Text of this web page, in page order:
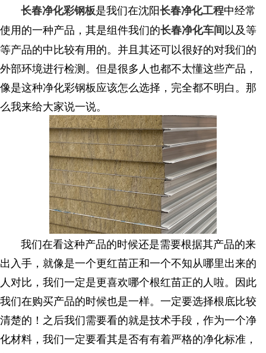
长春净化彩钢板是我们在沈阳长春净化工程中经常
使用的一种产品，其是组件我们的长春净化车间以及等
等产品的中比较有用的。并且其还可以很好的对我们的
外部环境进行检测。但是很多人也都不太懂这些产品，
像是这种净化彩钢板应该怎么选择，完全都不明白。那
么我来给大家说一说。
我们在看这种产品的时候还是需要根据其产品的来
出入手，就像是一个更红苗正和一个不知从哪里出来的
人对比，我们一定是更喜欢哪个根红苗正的人啦。因此
我们在购买产品的时候也是一样。一定要选择根底比较
清楚的！之后我们需要看的就是技术手段，作为一个净
化材料，我们一定要看其是否有有着严格的净化标准，